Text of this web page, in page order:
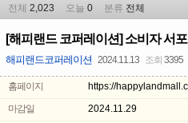
전체 2,023 오늘 0 분류 전체
[해피랜드 코퍼레이션] 소비자 서
해피랜드코퍼레이션 2024.11.13 조회 3395
홈페이지
https://
마감일
2024.11.29